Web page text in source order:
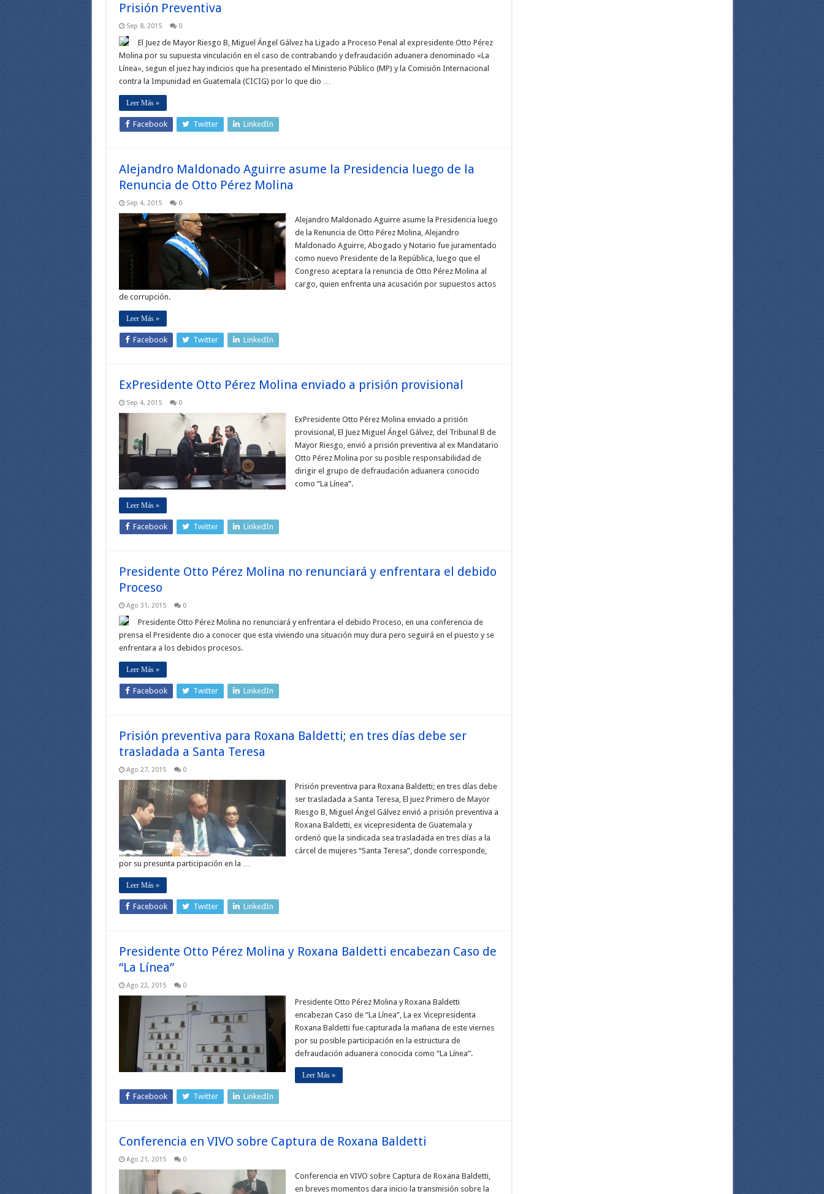
Prisión Preventiva
Sep 8, 2015 0
El Juez de Mayor Riesgo B, Miguel Ángel Gálvez ha Ligado a Proceso Penal al expresidente Otto Pérez
Molina por su supuesta vinculación en el caso de contrabando y defraudación aduanera denominado «La
Línea«, segun el juez hay indicios que ha presentado el Ministerio Público (MP) y la Comisión Internacional
contra la Impunidad en Guatemala (CICIG) por lo que dio …
Leer Más »
Facebook Twitter LinkedIn
Alejandro Maldonado Aguirre asume la Presidencia luego de la
Renuncia de Otto Pérez Molina
Sep 4, 2015 0
Alejandro Maldonado Aguirre asume la Presidencia luego
de la Renuncia de Otto Pérez Molina, Alejandro
Maldonado Aguirre, Abogado y Notario fue juramentado
como nuevo Presidente de la República, luego que el
Congreso aceptara la renuncia de Otto Pérez Molina al
cargo, quien enfrenta una acusación por supuestos actos
de corrupción.
Leer Más »
Facebook Twitter LinkedIn
ExPresidente Otto Pérez Molina enviado a prisión provisional
Sep 4, 2015 0
ExPresidente Otto Pérez Molina enviado a prisión
provisional, El Juez Miguel Ángel Gálvez, del Tribunal B de
Mayor Riesgo, envió a prisión preventiva al ex Mandatario
Otto Pérez Molina por su posible responsabilidad de
dirigir el grupo de defraudación aduanera conocido
como “La Línea”.
Leer Más »
Facebook Twitter LinkedIn
Presidente Otto Pérez Molina no renunciará y enfrentara el debido
Proceso
Ago 31, 2015 0
Presidente Otto Pérez Molina no renunciará y enfrentara el debido Proceso, en una conferencia de
prensa el Presidente dio a conocer que esta viviendo una situación muy dura pero seguirá en el puesto y se
enfrentara a los debidos procesos.
Leer Más »
Facebook Twitter LinkedIn
Prisión preventiva para Roxana Baldetti; en tres días debe ser
trasladada a Santa Teresa
Ago 27, 2015 0
Prisión preventiva para Roxana Baldetti; en tres días debe
ser trasladada a Santa Teresa, El juez Primero de Mayor
Riesgo B, Miguel Ángel Gálvez envió a prisión preventiva a
Roxana Baldetti, ex vicepresidenta de Guatemala y
ordenó que la sindicada sea trasladada en tres días a la
cárcel de mujeres “Santa Teresa”, donde corresponde,
por su presunta participación en la …
Leer Más »
Facebook Twitter LinkedIn
Presidente Otto Pérez Molina y Roxana Baldetti encabezan Caso de
“La Línea”
Ago 22, 2015 0
Presidente Otto Pérez Molina y Roxana Baldetti
encabezan Caso de “La Línea”, La ex Vicepresidenta
Roxana Baldetti fue capturada la mañana de este viernes
por su posible participación en la estructura de
defraudación aduanera conocida como “La Línea”.
Leer Más »
Facebook Twitter LinkedIn
Conferencia en VIVO sobre Captura de Roxana Baldetti
Ago 21, 2015 0
Conferencia en VIVO sobre Captura de Roxana Baldetti,
en breves momentos dara inicio la transmisión sobre la